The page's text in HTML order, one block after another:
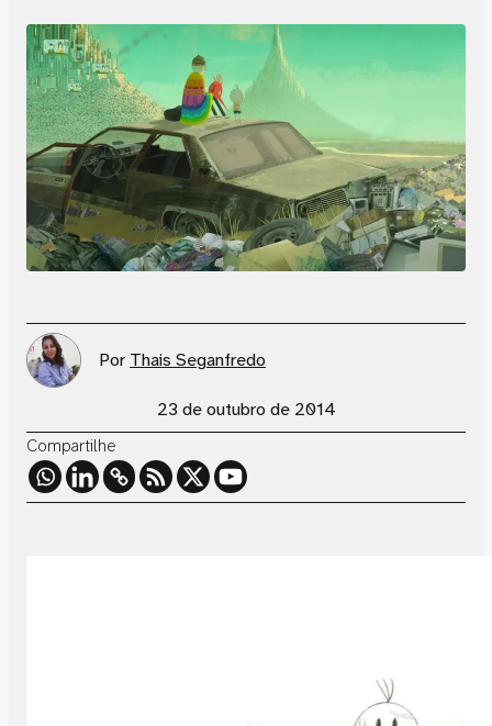
Por Thais Seganfredo
23 de outubro de 2014
Compartilhe